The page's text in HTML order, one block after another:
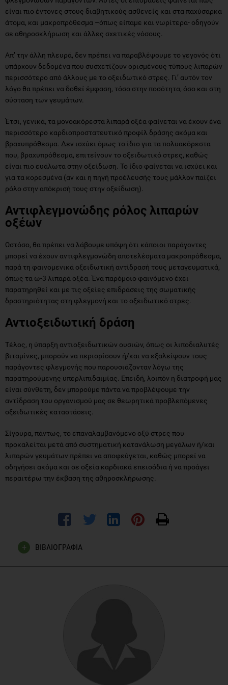
είναι πιο έντονες στους διαβητικούς ασθενείς και στα παχύσαρκα
άτομα, και μακροπρόθεσμα –όπως είπαμε και νωρίτερα- οδηγούν
σε αθηροσκλήρωση και άλλες σχετικές νόσους.
Απ’ την άλλη πλευρά, δεν πρέπει να παραβλέψουμε το γεγονός ότι
υπάρχουν δεδομένα που συσχετίζουν ορισμένους τύπους λιπαρών
περισσότερο από άλλους με το οξειδωτικό στρες. Γι’ αυτόν τον
λόγο θα πρέπει να δοθεί έμφαση, τόσο στην ποσότητα, όσο και στη
σύσταση των γευμάτων.
Έτσι, γενικά, τα μονοακόρεστα λιπαρά οξέα φαίνεται να έχουν ένα
περισσότερο καρδιοπροστατευτικό προφίλ δράσης ακόμα και
βραχυπρόθεσμα. Δεν ισχύει όμως το ίδιο για τα πολυακόρεστα
που, βραχυπρόθεσμα, επιτείνουν το οξειδωτικό στρες, καθώς
είναι πιο ευάλωτα στην οξείδωση. Το ίδιο φαίνεται να ισχύει και
για τα κορεσμένα (αν και η πηγή προέλευσής τους μάλλον παίζει
ρόλο στην απόκρισή τους στην οξείδωση).
Αντιφλεγμονώδης ρόλος λιπαρών
οξέων
Ωστόσο, θα πρέπει να λάβουμε υπόψη ότι κάποιοι παράγοντες
μπορεί να έχουν αντιφλεγμονώδη αποτελέσματα μακροπρόθεσμα,
παρά τη φαινομενικά οξειδωτική αντίδρασή τους μεταγευματικά,
όπως τα ω-3 λιπαρά οξέα. Ένα παρόμοιο φαινόμενο έχει
παρατηρηθεί και με τις οξείες επιδράσεις της σωματικής
δραστηριότητας στη φλεγμονή και το οξειδωτικό στρες.
Αντιοξειδωτική δράση
Τέλος, η ύπαρξη αντιοξειδωτικών ουσιών, όπως οι λιποδιαλυτές
βιταμίνες, μπορούν να περιορίσουν ή/και να εξαλείψουν τους
παράγοντες φλεγμονής που παρουσιάζονταν λόγω της
παρατηρούμενης υπερλιπιδαιμίας. Επειδή, λοιπόν η διατροφή μας
είναι σύνθετη, δεν μπορούμε πάντα να προβλέψουμε την
αντίδραση του οργανισμού μας σε θεωρητικά προβλεπόμενες
οξειδωτικές καταστάσεις.
Σίγουρα, πάντως, το επαναλαμβανόμενο οξύ στρες που
προκαλείται μετά από συστηματική κατανάλωση μεγάλων ή/και
λιπαρών γευμάτων πρέπει να αποφεύγεται, καθώς μπορεί να
οδηγήσει ακόμα και σε οξεία καρδιακά επεισόδια ή να προάγει
περαιτέρω την έκβαση της αθηροσκλήρωσης.
ΒΙΒΛΙΟΓΡΑΦΙΑ
Dubois C, Beaumier G, Juhel C, Armand M, Portugal H, Pauli